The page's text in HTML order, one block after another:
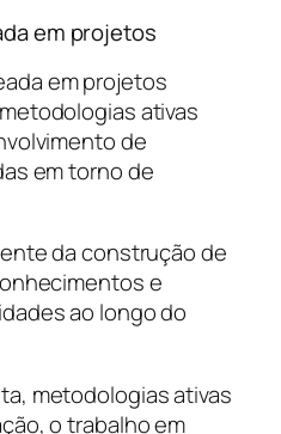
em projetos
em projetos
ativas
de
em torno de
da construção de
e
ao longo do
metodologias ativas
o trabalho em